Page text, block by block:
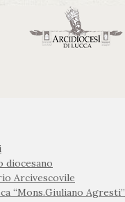
diocesano
Arcivescovile
“Mons.Giuliano Agresti”